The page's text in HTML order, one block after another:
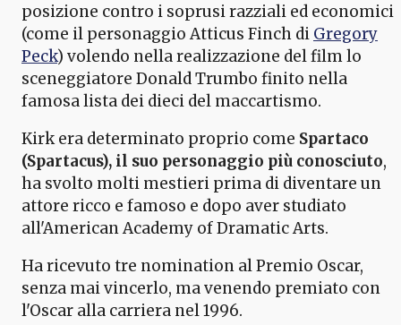
posizione contro i soprusi razziali ed economici
(come il personaggio Atticus Finch di Gregory
Peck) volendo nella realizzazione del film lo
sceneggiatore Donald Trumbo finito nella
famosa lista dei dieci del maccartismo.
Kirk era determinato proprio come Spartaco
(Spartacus), il suo personaggio più conosciuto,
ha svolto molti mestieri prima di diventare un
attore ricco e famoso e dopo aver studiato
all'American Academy of Dramatic Arts.
Ha ricevuto tre nomination al Premio Oscar,
senza mai vincerlo, ma venendo premiato con
l'Oscar alla carriera nel 1996.